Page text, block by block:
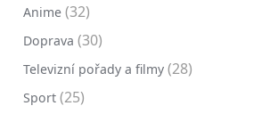
Anime (32)
Doprava (30)
Televizní pořady a filmy (28)
Sport (25)